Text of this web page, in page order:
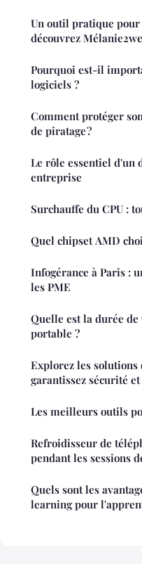
Un outil pratique
découvrez
Pourquoi est-il
logiciels ?
Comment protéger
de piratage ?
Le rôle essentiel d'un
entreprise
Surchauffe du CPU :
Quel chipset AMD
Infogérance à Paris :
les PME
Quelle est la durée
portable ?
Explorez les solutions
garantissez sécurité
Les meilleurs outils
Refroidisseur de
pendant les sessions
Quels sont les
learning pour